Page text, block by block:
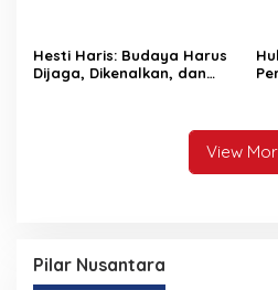
Hesti Haris: Budaya Harus
Dijaga, Dikenalkan, dan
View
Pilar Nusantara